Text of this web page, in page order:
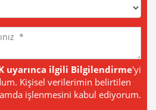
uyarınca ilgili Bilgilendirme'yi
Kişisel verilerimin belirtilen
işlenmesini kabul ediyorum.